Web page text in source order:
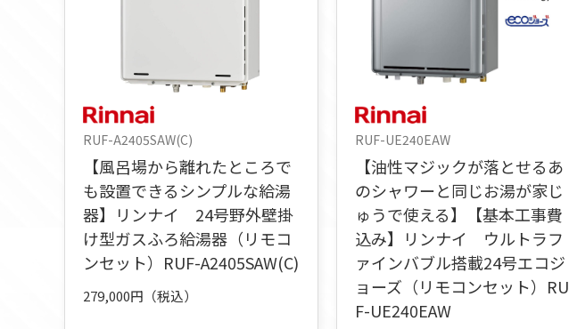
RUF-A2405SAW(C)
【風呂場から離れたところで
も設置できるシンプルな給湯
器】リンナイ 24号野外壁掛
け型ガスふろ給湯器（リモコ
ンセット）RUF-A2405SAW(C)
279,000円（税込）
RUF-UE240EAW
【油性マジックが落とせるあ
のシャワーと同じお湯が家じ
ゅうで使える】【基本工事費
込み】リンナイ ウルトラフ
ァインバブル搭載24号エコジ
ョーズ（リモコンセット）RU
F-UE240EAW